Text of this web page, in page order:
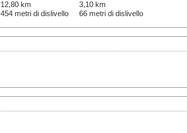
12,80 km
454 metri di dislivello
3,10 km
66 metri di dislivello